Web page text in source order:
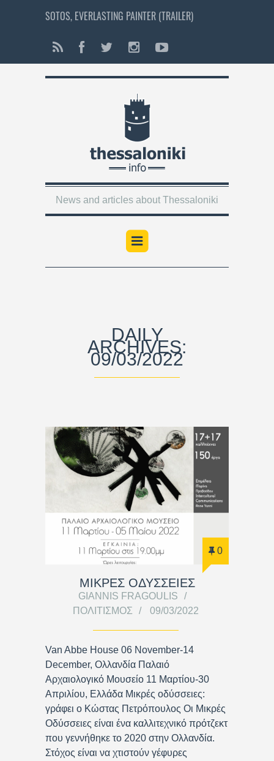
SOTOS, EVERLASTING PAINTER (TRAILER)
News and articles about Thessaloniki
DAILY
ARCHIVES:
09/03/2022
0
ΜΙΚΡΕΣ ΟΔΥΣΣΕΙΕΣ
GIANNIS FRAGOULIS
ΠΟΛΙΤΙΣΜΌΣ
09/03/2022
Van Abbe House 06 November-14
December, Ολλανδία Παλαιό
Αρχαιολογικό Μουσείο 11 Μαρτίου-30
Απριλίου, Ελλάδα Μικρές οδύσσειες:
γράφει ο Κώστας Πετρόπουλος Οι Μικρές
Οδύσσειες είναι ένα καλλιτεχνικό πρότζεκτ
που γεννήθηκε το 2020 στην Ολλανδία.
Στόχος είναι να χτιστούν γέφυρες